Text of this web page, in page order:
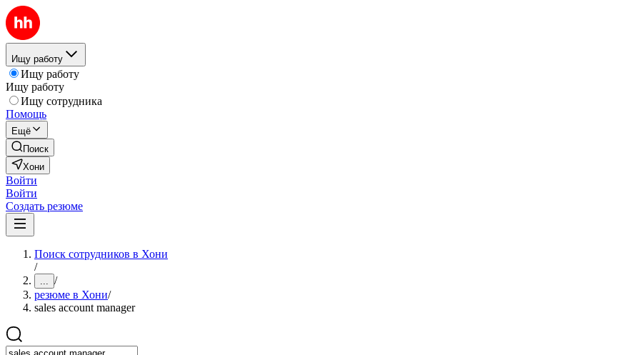
Ищу работу
Ищу работу
Ищу работу
Ищу сотрудника
Помощь
Ещё
Поиск
Хони
Войти
Войти
Создать резюме
Поиск сотрудников в Хони
/
... /
резюме в Хони/
sales account manager